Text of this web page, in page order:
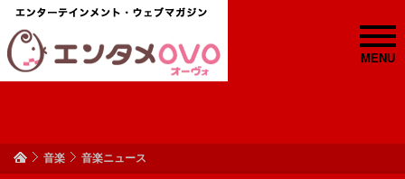
MENU
音楽 音楽ニュース